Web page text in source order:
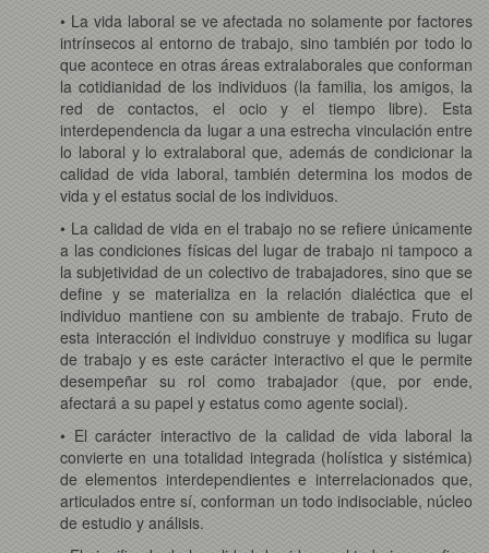
• La vida laboral se ve afectada no solamente por factores
intrínsecos al entorno de trabajo, sino también por todo lo
que acontece en otras áreas extralaborales que conforman
la cotidianidad de los individuos (la familia, los amigos, la
red de contactos, el ocio y el tiempo libre). Esta
interdependencia da lugar a una estrecha vinculación entre
lo laboral y lo extralaboral que, además de condicionar la
calidad de vida laboral, también determina los modos de
vida y el estatus social de los individuos.
• La calidad de vida en el trabajo no se refiere únicamente
a las condiciones físicas del lugar de trabajo ni tampoco a
la subjetividad de un colectivo de trabajadores, sino que se
define y se materializa en la relación dialéctica que el
individuo mantiene con su ambiente de trabajo. Fruto de
esta interacción el individuo construye y modifica su lugar
de trabajo y es este carácter interactivo el que le permite
desempeñar su rol como trabajador (que, por ende,
afectará a su papel y estatus como agente social).
• El carácter interactivo de la calidad de vida laboral la
convierte en una totalidad integrada (holística y sistémica)
de elementos interdependientes e interrelacionados que,
articulados entre sí, conforman un todo indisociable, núcleo
de estudio y análisis.